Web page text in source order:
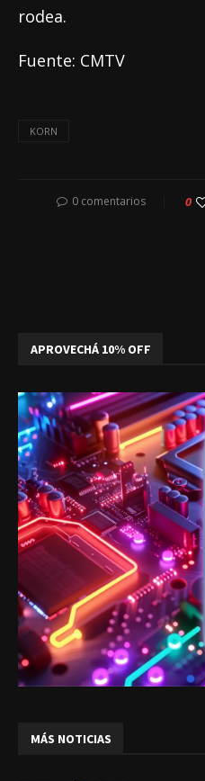
rodea.
Fuente: CMTV
KORN
0 comentarios 0
APROVECHÁ 10% OFF
MÁS NOTICIAS